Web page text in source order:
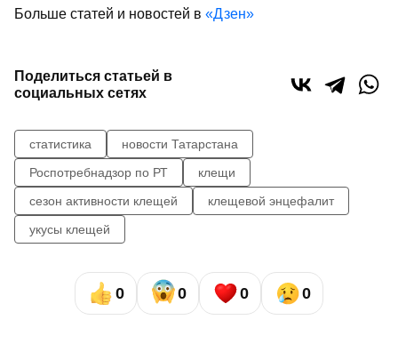
Больше статей и новостей в «Дзен»
Поделиться статьей в
социальных сетях
статистика
новости Татарстана
Роспотребнадзор по РТ
клещи
сезон активности клещей
клещевой энцефалит
укусы клещей
0 0 0 0